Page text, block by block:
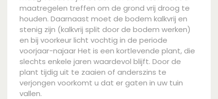
maatregelen treffen om de grond vrij droog te
houden. Daarnaast moet de bodem kalkvrij en
stenig zijn (kalkvrij split door de bodem werken)
en bij voorkeur licht vochtig in de periode
voorjaar-najaar Het is een kortlevende plant, die
slechts enkele jaren waardevol blijft. Door de
plant tijdig uit te zaaien of anderszins te
verjongen voorkomt u dat er gaten in uw tuin
vallen.